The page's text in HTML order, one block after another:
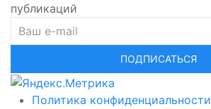
публикаций
ПОДПИСАТЬСЯ
Политика конфиденциальности